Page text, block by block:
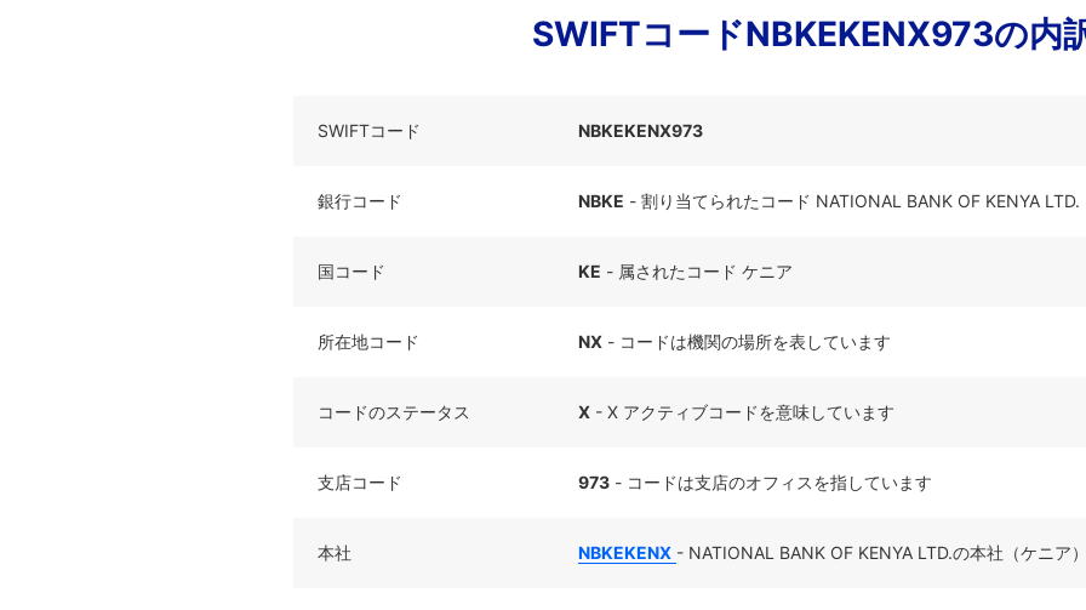
SWIFTコードNBKEKENX973の内
SWIFTコード NBKEKENX973
銀行コード NBKE - 割り当てられたコード NATIONAL BANK OF KENYA LTD.
国コード KE - 属されたコード ケニア
所在地コード NX - コードは機関の場所を表しています
コードのステータス X - X アクティブコードを意味しています
支店コード 973 - コードは支店のオフィスを指しています
本社 NBKEKENX - NATIONAL BANK OF KENYA LTD.の本社（ケニア